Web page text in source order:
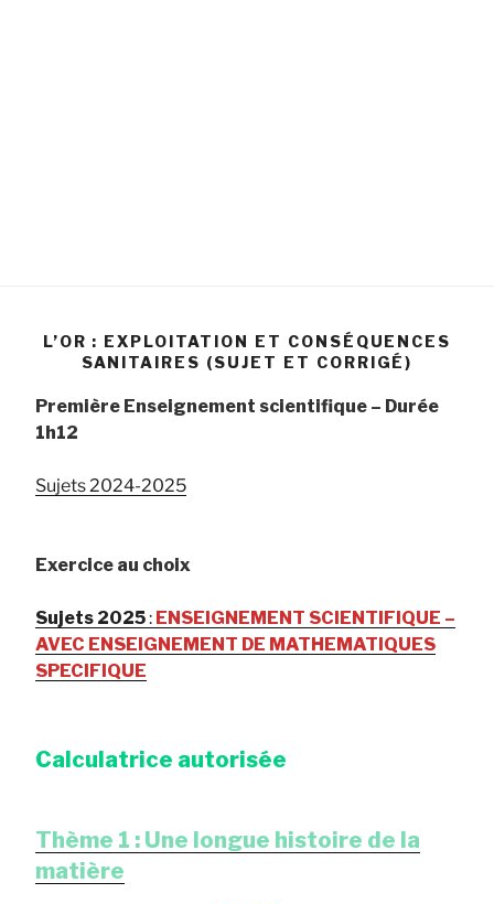
L’OR : EXPLOITATION ET CONSÉQUENCES
SANITAIRES (SUJET ET CORRIGÉ)
Première Enseignement scientifique – Durée
1h12
Sujets 2024-2025
Exercice au choix
Sujets 2025: ENSEIGNEMENT SCIENTIFIQUE –
AVEC ENSEIGNEMENT DE MATHEMATIQUES
SPECIFIQUE
Calculatrice autorisée
Thème 1 : Une longue histoire de la
matière